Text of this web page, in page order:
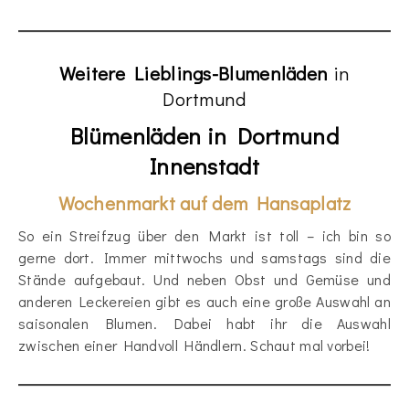
Weitere Lieblings-Blumenläden in
Dortmund
Blümenläden in Dortmund
Innenstadt
Wochenmarkt auf dem Hansaplatz
So ein Streifzug über den Markt ist toll – ich bin so
gerne dort. Immer mittwochs und samstags sind die
Stände aufgebaut. Und neben Obst und Gemüse und
anderen Leckereien gibt es auch eine große Auswahl an
saisonalen Blumen. Dabei habt ihr die Auswahl
zwischen einer Handvoll Händlern. Schaut mal vorbei!